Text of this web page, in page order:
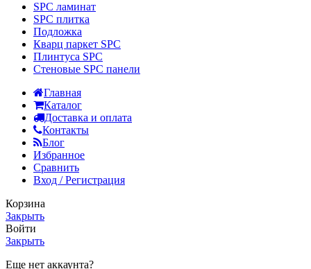
SPC ламинат
SPC плитка
Подложка
Кварц паркет SPC
Плинтуса SPC
Стеновые SPC панели
Главная
Каталог
Доставка и оплата
Контакты
Блог
Избранное
Сравнить
Вход / Регистрация
Корзина
Закрыть
Войти
Закрыть
Еще нет аккаунта?